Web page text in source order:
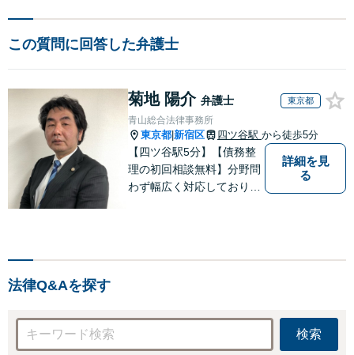
この質問に回答した弁護士
菊地 陽介 弁護士 東京都
青山総合法律事務所
東京都 新宿区 四ツ谷駅 から徒歩5分
【四ツ谷駅5分】【債務整
理の初回相談無料】分野問
わず幅広く対応しておりま
詳細を見
る
法律Q&Aを探す
検索